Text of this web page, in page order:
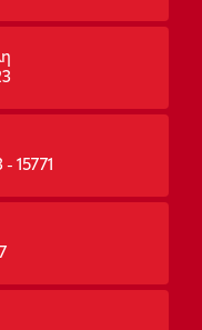
15771